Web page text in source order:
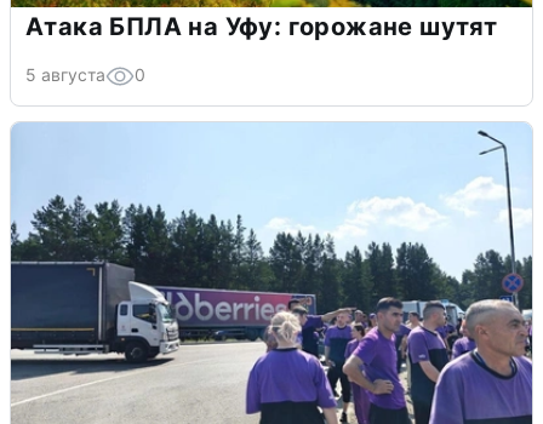
Атака БПЛА на Уфу: горожане шутят
5 августа 0